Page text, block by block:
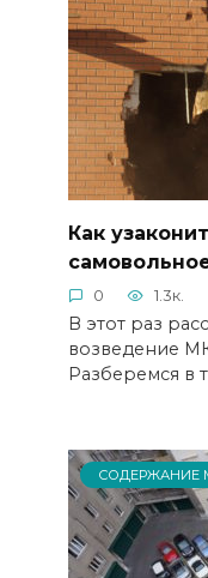
Как
0 1.3к.
В этот раз
возведение
Разберемся в
СОДЕРЖАНИЕ